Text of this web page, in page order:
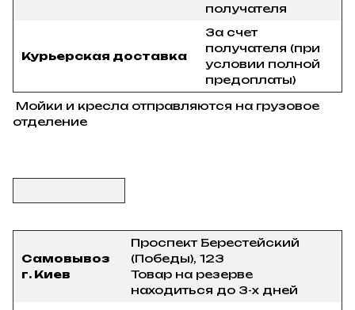
получателя
Курьерская доставка
За счет
получателя (при
условии полной
предоплаты)
Мойки и кресла отправляются на грузовое
отделение
Самовывоз
г. Киев
Проспект Берестейский
(Победы), 123
Товар на резерве
находиться до 3-х дней